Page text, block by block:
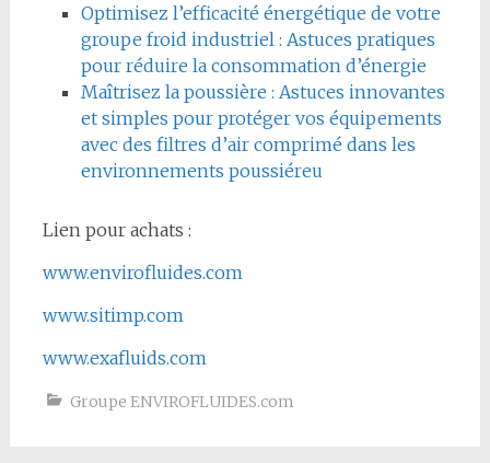
Optimisez l’efficacité énergétique de votre
groupe froid industriel : Astuces pratiques
pour réduire la consommation d’énergie
Maîtrisez la poussière : Astuces innovantes
et simples pour protéger vos équipements
avec des filtres d’air comprimé dans les
environnements poussiéreu
Lien pour achats :
www.envirofluides.com
www.sitimp.com
www.exafluids.com
Groupe ENVIROFLUIDES.com